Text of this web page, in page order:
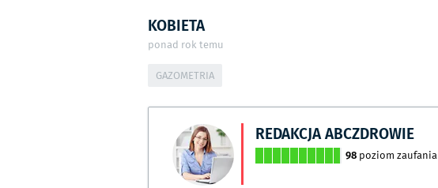
KOBIETA
ponad rok temu
GAZOMETRIA
REDAKCJA ABCZDROWIE
98 poziom zaufania